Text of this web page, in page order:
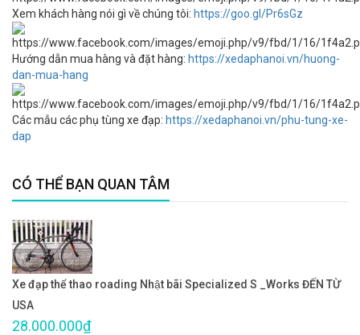
Xem khách hàng nói gì về chúng tôi: https://goo.gl/Pr6sGz
Hướng dẫn mua hàng và đặt hàng: https://xedaphanoi.vn/huong-
dan-mua-hang
Các mẫu các phụ tùng xe đạp: https://xedaphanoi.vn/phu-tung-xe-
dap
CÓ THỂ BẠN QUAN TÂM
Xe đạp thể thao roading Nhật bãi Specialized S _Works ĐẾN TỪ
USA
28.000.000₫